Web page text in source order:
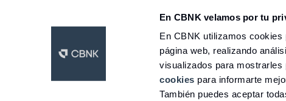
En CBNK velamos por tu
En CBNK utilizamos
página web, realizando
visualizados para mostrarles
cookies para informarte
También puedes aceptar
CBNK Banco de Colectivos S.A.
LinkedIn
FacebookInstagram
Youtube